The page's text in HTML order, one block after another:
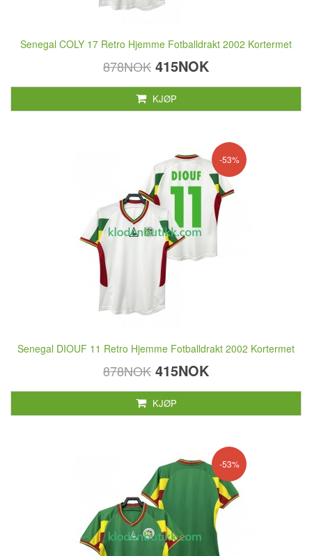
Senegal COLY 17 Retro Hjemme Fotballdrakt 2002 Kortermet
878NOK 415NOK
KJØP
-53%
Senegal DIOUF 11 Retro Hjemme Fotballdrakt 2002 Kortermet
878NOK 415NOK
KJØP
-53%